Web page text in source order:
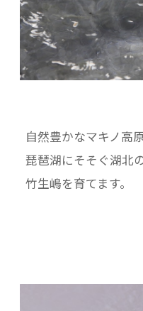
自然豊かなマキノ高
琵琶湖にそそぐ湖北
竹生嶋を育てます。